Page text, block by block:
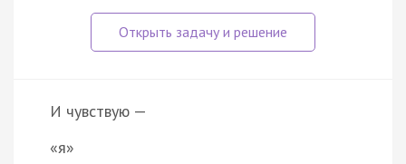
И чувствую —
«я»